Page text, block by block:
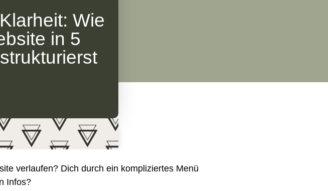
Wie
in 5
verlaufen? Dich durch ein kompliziertes Menü
Infos?